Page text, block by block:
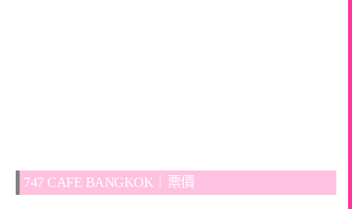
747 CAFE BANGKOK｜票價